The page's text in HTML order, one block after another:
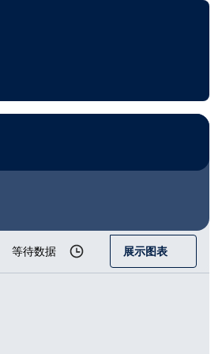
等待数据 展示图表